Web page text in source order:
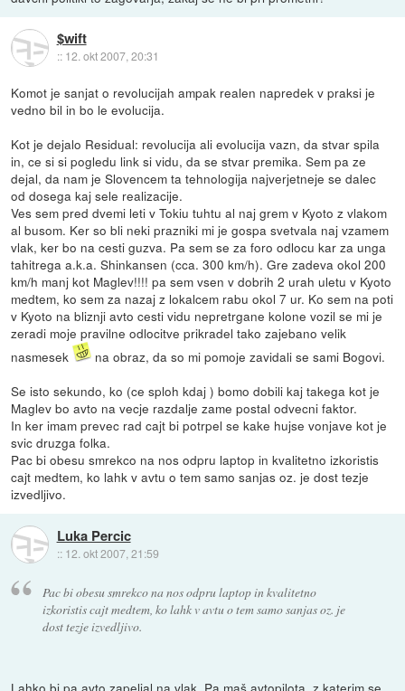
$wift
:: 12. okt 2007, 20:31
Komot je sanjat o revolucijah ampak realen napredek v praksi je
vedno bil in bo le evolucija.
Kot je dejalo Residual: revolucija ali evolucija vazn, da stvar spila
in, ce si si pogledu link si vidu, da se stvar premika. Sem pa ze
dejal, da nam je Slovencem ta tehnologija najverjetneje se dalec
od dosega kaj sele realizacije.
Ves sem pred dvemi leti v Tokiu tuhtu al naj grem v Kyoto z vlakom
al busom. Ker so bli neki prazniki mi je gospa svetvala naj vzamem
vlak, ker bo na cesti guzva. Pa sem se za foro odlocu kar za unga
tahitrega a.k.a. Shinkansen (cca. 300 km/h). Gre zadeva okol 200
km/h manj kot Maglev!!!! pa sem vsen v dobrih 2 urah uletu v Kyoto
medtem, ko sem za nazaj z lokalcem rabu okol 7 ur. Ko sem na poti
v Kyoto na bliznji avto cesti vidu nepretrgane kolone vozil se mi je
zeradi moje pravilne odlocitve prikradel tako zajebano velik
nasmesek
na obraz, da so mi pomoje zavidali se sami Bogovi.
Se isto sekundo, ko (ce sploh kdaj ) bomo dobili kaj takega kot je
Maglev bo avto na vecje razdalje zame postal odvecni faktor.
In ker imam prevec rad cajt bi potrpel se kake hujse vonjave kot je
svic druzga folka.
Pac bi obesu smrekco na nos odpru laptop in kvalitetno izkoristis
cajt medtem, ko lahk v avtu o tem samo sanjas oz. je dost tezje
izvedljivo.
Luka Percic
:: 12. okt 2007, 21:59
Pac bi obesu smrekco na nos odpru laptop in kvalitetno
izkoristis cajt medtem, ko lahk v avtu o tem samo sanjas oz. je
dost tezje izvedljivo.
Lahko bi pa avto zapeljal na vlak. Pa maš avtopilota, z katerim se